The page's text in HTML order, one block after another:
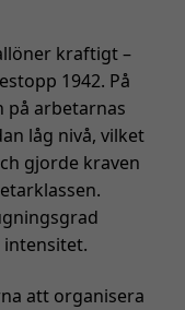
kraftigt –
1942. På
på arbetarnas
låg nivå, vilket
gjorde kraven
att organisera